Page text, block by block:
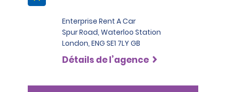
Enterprise Rent A Car
Spur Road, Waterloo Station
London, ENG SE1 7LY GB
Détails de l’agence